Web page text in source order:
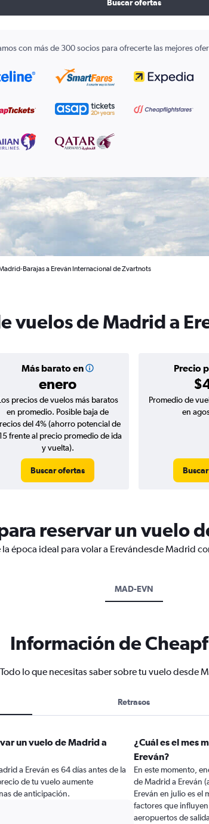
Buscar ofertas
con más de 300 socios para ofrecerte las mejores
Barajas a Ereván Internacional de Zvartnots
vuelos de Madrid a
Más barato en
enero
Precio
precios de vuelos más baratos
en promedio. Posible baja de
del 4% (ahorro potencial de
frente al precio promedio de ida
y vuelta).
Buscar ofertas
Promedio de
en
reservar un vuelo
época ideal para volar a Erevándesde Madrid
MAD-EVN
Información de
Todo lo que necesitas saber sobre tu vuelo desde
Retrasos
un vuelo de Madrid a
a Ereván es 64 días antes de la
de tu vuelo aumente
de anticipación.
¿Cuál es el mes
Ereván?
En este momento,
de Madrid a Ereván
Ereván en julio es el
factores que
aeropuertos de